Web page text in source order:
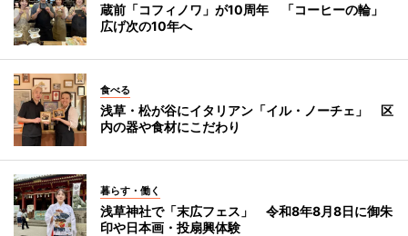
蔵前「コフィノワ」が10周年 「コーヒーの輪」
広げ次の10年へ
食べる
浅草・松が谷にイタリアン「イル・ノーチェ」 区
内の器や食材にこだわり
暮らす・働く
浅草神社で「末広フェス」 令和8年8月8日に御朱
印や日本画・投扇興体験